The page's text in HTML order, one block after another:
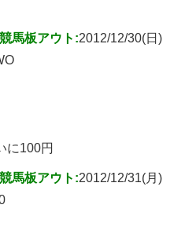
馬板アウト:2012/12/30(日)
に100円
馬板アウト:2012/12/31(月)